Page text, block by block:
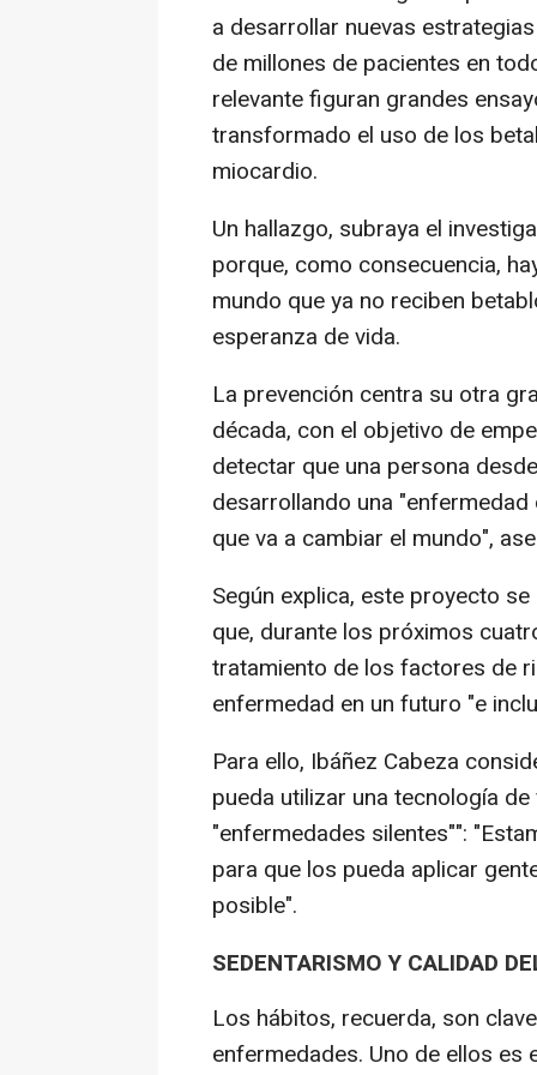
a desarrollar nuevas
de millones de pacientes en
relevante figuran grandes
transformado el uso de los
miocardio.
Un hallazgo, subraya el
porque, como consecuencia,
mundo que ya no reciben
esperanza de vida.
La prevención centra su otra
década, con el objetivo de
detectar que una persona
desarrollando una
que va a cambiar el mundo",
Según explica, este proyecto
que, durante los próximos
tratamiento de los factores de
enfermedad en un futuro "e
Para ello, Ibáñez Cabeza
pueda utilizar una tecnología
"enfermedades silentes"":
para que los pueda aplicar
posible".
SEDENTARISMO Y CALIDAD
Los hábitos, recuerda, son
enfermedades. Uno de ellos